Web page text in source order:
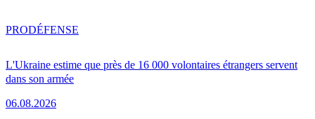
L'Ukraine estime que près de 16 000 volontaires étrangers servent
dans son armée
06.08.2026
PRODÉFENSE